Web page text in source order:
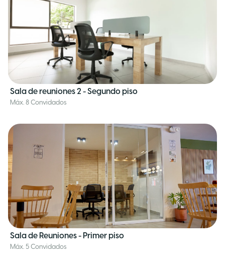
Sala de reuniones 2 - Segundo piso
Máx. 8 Convidados
Sala de Reuniones - Primer piso
Máx. 5 Convidados